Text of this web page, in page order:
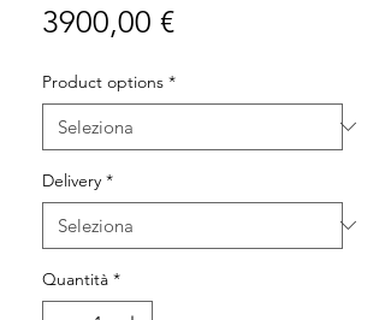
3900,00 €Prezzo
Product options *
Delivery *
Quantità *